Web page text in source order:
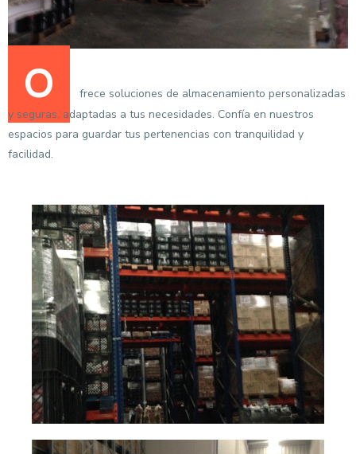
O
frece soluciones de almacenamiento personalizadas
y seguras, adaptadas a tus necesidades. Confía en nuestros
espacios para guardar tus pertenencias con tranquilidad y
facilidad.